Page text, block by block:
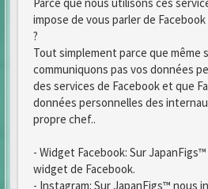
impose de vous parler de
?
Tout simplement parce que même
communiquons pas vos données
des services de Facebook et que
données personnelles des
propre chef..
- Widget Facebook: Sur
widget de Facebook.
- Instagram: Sur JapanFigs™ nous